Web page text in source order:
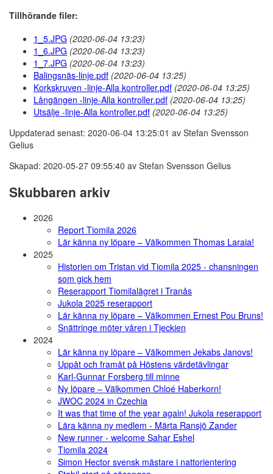
Tillhörande filer:
1_5.JPG (2020-06-04 13:23)
1_6.JPG (2020-06-04 13:23)
1_7.JPG (2020-06-04 13:23)
Balingsnäs-linje.pdf (2020-06-04 13:25)
Korkskruven -linje-Alla kontroller.pdf (2020-06-04 13:25)
Långängen -linje-Alla kontroller.pdf (2020-06-04 13:25)
Utsälje -linje-Alla kontroller.pdf (2020-06-04 13:25)
Uppdaterad senast: 2020-06-04 13:25:01 av Stefan Svensson
Gelius
Skapad: 2020-05-27 09:55:40 av Stefan Svensson Gelius
Skubbaren arkiv
2026
Report Tiomila 2026
Lär känna ny löpare – Välkommen Thomas Laraia!
2025
Historien om Tristan vid Tiomila 2025 - chansningen
som gick hem
Reserapport Tiomilalägret i Tranås
Jukola 2025 reserapport
Lär känna ny löpare – Välkommen Ernest Pou Bruns!
Snättringe möter våren i Tjeckien
2024
Lär känna ny löpare – Välkommen Jekabs Janovs!
Uppåt och framåt på Höstens värdetävlingar
Karl-Gunnar Forsberg till minne
Ny löpare – Välkommen Chloé Haberkorn!
JWOC 2024 in Czechia
It was that time of the year again! Jukola reserapport
Lära känna ny medlem - Märta Ransjö Zander
New runner - welcome Sahar Eshel
Tiomila 2024
Simon Hector svensk mästare i nattorientering